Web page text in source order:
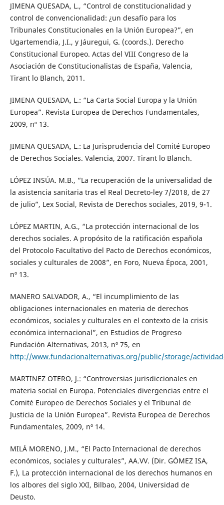
JIMENA QUESADA, L., “Control de constitucionalidad y
control de convencionalidad: ¿un desafío para los
Tribunales Constitucionales en la Unión Europea?”, en
Ugartemendia, J.I., y Jáuregui, G. (coords.). Derecho
Constitucional Europeo. Actas del VIII Congreso de la
Asociación de Constitucionalistas de España, Valencia,
Tirant lo Blanch, 2011.
JIMENA QUESADA, L.: “La Carta Social Europa y la Unión
Europea”. Revista Europea de Derechos Fundamentales,
2009, nº 13.
JIMENA QUESADA, L.: La Jurisprudencia del Comité Europeo
de Derechos Sociales. Valencia, 2007. Tirant lo Blanch.
LÓPEZ INSÚA. M.B., “La recuperación de la universalidad de
la asistencia sanitaria tras el Real Decreto-ley 7/2018, de 27
de julio”, Lex Social, Revista de Derechos sociales, 2019, 9-1.
LÓPEZ MARTIN, A.G., “La protección internacional de los
derechos sociales. A propósito de la ratificación española
del Protocolo Facultativo del Pacto de Derechos económicos,
sociales y culturales de 2008”, en Foro, Nueva Época, 2001,
nº 13.
MANERO SALVADOR, A., “El incumplimiento de las
obligaciones internacionales en materia de derechos
económicos, sociales y culturales en el contexto de la crisis
económica internacional”, en Estudios de Progreso
Fundación Alternativas, 2013, nº 75, en
http://www.fundacionalternativas.org/public/storage/
MARTINEZ OTERO, J.: “Controversias jurisdiccionales en
materia social en Europa. Potenciales divergencias entre el
Comité Europeo de Derechos Sociales y el Tribunal de
Justicia de la Unión Europea”. Revista Europea de Derechos
Fundamentales, 2009, nº 14.
MILÁ MORENO, J.M., “El Pacto Internacional de derechos
económicos, sociales y culturales”, AA.VV. (Dir. GÓMEZ ISA,
F.), La protección internacional de los derechos humanos en
los albores del siglo XXI, Bilbao, 2004, Universidad de
Deusto.